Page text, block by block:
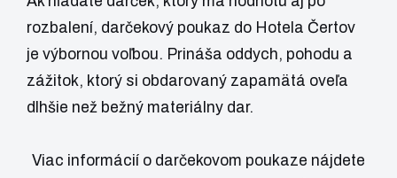
rozbalení, darčekový poukaz do Hotela Čertov
je výbornou voľbou. Prináša oddych, pohodu a
zážitok, ktorý si obdarovaný zapamätá oveľa
dlhšie než bežný materiálny dar.
Viac informácií o darčekovom poukaze nájdete